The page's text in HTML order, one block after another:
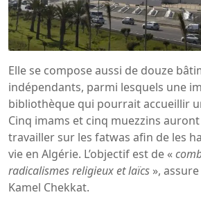
Elle se compose aussi de douze
indépendants, parmi lesquels une
bibliothèque qui pourrait accueillir
Cinq imams et cinq muezzins
travailler sur les fatwas afin de les
vie en Algérie. L’objectif est de «
radicalismes religieux et laïcs »,
Kamel Chekkat.